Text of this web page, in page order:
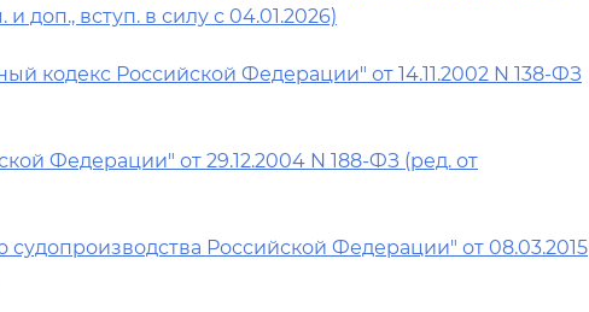
доп., вступ. в силу с 04.01.2026)
кодекс Российской Федерации" от 14.11.2002 N 138-ФЗ
Федерации" от 29.12.2004 N 188-ФЗ (ред. от
судопроизводства Российской Федерации" от 08.03.2015